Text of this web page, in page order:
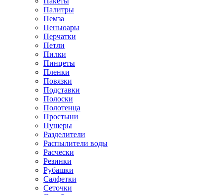
Палитры
Пемза
Пеньюары
Перчатки
Петли
Пилки
Пинцеты
Пленки
Повязки
Подставки
Полоски
Полотенца
Простыни
Пушеры
Разделители
Распылители воды
Расчески
Резинки
Рубашки
Салфетки
Сеточки